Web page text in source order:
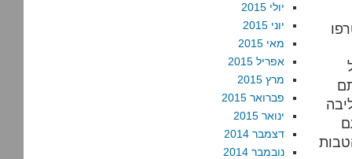
יולי 2015
יוני 2015
מאי 2015
אפריל 2015
מרץ 2015
פברואר 2015
ינואר 2015
דצמבר 2014
נובמבר 2014